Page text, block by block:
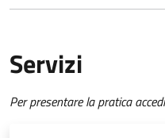
Servizi
Per presentare la pratica